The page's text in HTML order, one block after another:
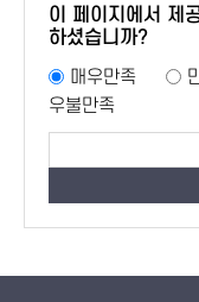
이 페이지에서 제
하셨습니까?
매우만족
우불만족